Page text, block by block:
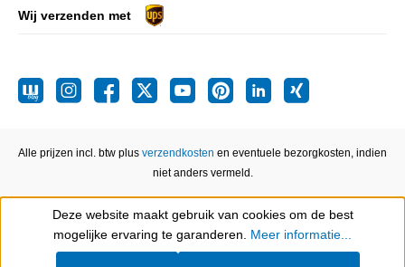
Wij verzenden met
Alle prijzen incl. btw plus verzendkosten en eventuele bezorgkosten, indien
niet anders vermeld.
Show toolbar
Deze website maakt gebruik van cookies om de best
mogelijke ervaring te garanderen. Meer informatie...